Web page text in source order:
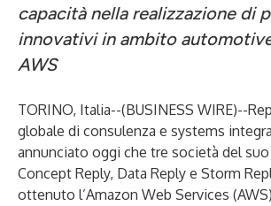
capacità nella realizzazione di
innovativi in ambito
AWS
TORINO, Italia--(BUSINESS WIRE)--
globale di consulenza e systems
annunciato oggi che tre società del
Concept Reply, Data Reply e Storm
ottenuto l’Amazon Web Services